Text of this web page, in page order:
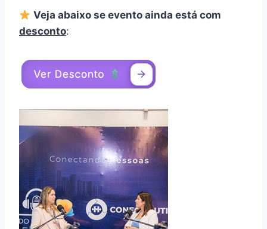
Veja abaixo se evento ainda está com
desconto: